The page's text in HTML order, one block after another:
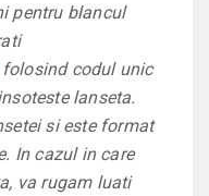
pentru blancul
codul unic
lanseta.
si este format
In cazul in care
va rugam luati